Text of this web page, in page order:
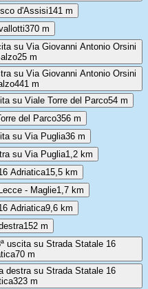
d'Assisi141 m
370 m
su Via Giovanni Antonio Orsini
25 m
su Via Giovanni Antonio Orsini
441 m
su Viale Torre del Parco54 m
del Parco356 m
su Via Puglia36 m
su Via Puglia1,2 km
Adriatica15,5 km
- Maglie1,7 km
Adriatica9,6 km
152 m
uscita su Strada Statale 16
70 m
destra su Strada Statale 16
323 m